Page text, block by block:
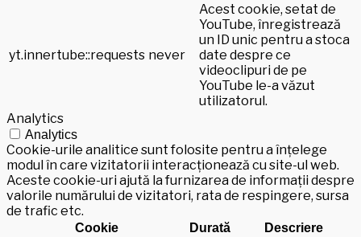
yt.innertube::requests never
Acest cookie, setat de
YouTube, înregistrează
un ID unic pentru a stoca
date despre ce
videoclipuri de pe
YouTube le-a văzut
utilizatorul.
Analytics
Analytics
Cookie-urile analitice sunt folosite pentru a înțelege
modul în care vizitatorii interacționează cu site-ul web.
Aceste cookie-uri ajută la furnizarea de informații despre
valorile numărului de vizitatori, rata de respingere, sursa
de trafic etc.
Cookie Durată Descriere